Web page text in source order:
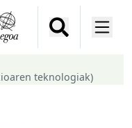
teknologiak)